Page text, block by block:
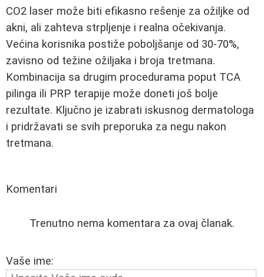
CO2 laser može biti efikasno rešenje za ožiljke od
akni, ali zahteva strpljenje i realna očekivanja.
Većina korisnika postiže poboljšanje od 30-70%,
zavisno od težine ožiljaka i broja tretmana.
Kombinacija sa drugim procedurama poput TCA
pilinga ili PRP terapije može doneti još bolje
rezultate. Ključno je izabrati iskusnog dermatologa
i pridržavati se svih preporuka za negu nakon
tretmana.
Komentari
Trenutno nema komentara za ovaj članak.
Vaše ime: